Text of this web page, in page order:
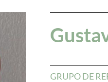
GRUPO DE